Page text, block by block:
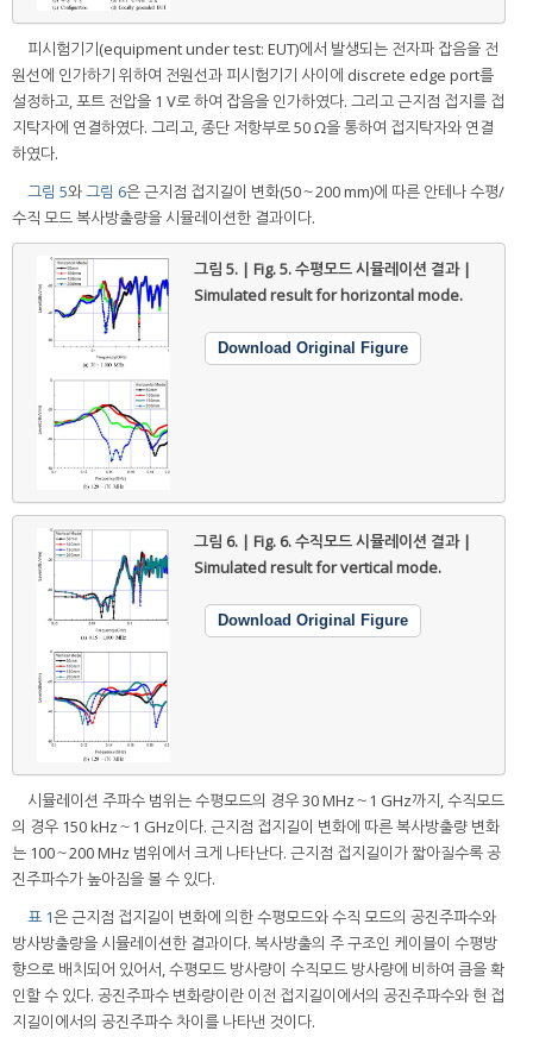
피시험기기(equipment under test: EUT)에서 발생되는 전자파 잡음을 전
원선에 인가하기 위하여 전원선과 피시험기기 사이에 discrete edge port를
설정하고, 포트 전압을 1 V로 하여 잡음을 인가하였다. 그리고 근지점 접지를 접
지탁자에 연결하였다. 그리고, 종단 저항부로 50 Ω을 통하여 접지탁자와 연결
하였다.
그림 5와그림 6은 근지점 접지길이 변화(50～200 mm)에 따른 안테나 수평/
수직 모드 복사방출량을 시뮬레이션한 결과이다.
그림 5. | Fig. 5.수평모드 시뮬레이션 결과 |
Simulated result for horizontal mode.
Download Original Figure
그림 6. | Fig. 6.수직모드 시뮬레이션 결과 |
Simulated result for vertical mode.
Download Original Figure
시뮬레이션 주파수 범위는 수평모드의 경우 30 MHz～1 GHz까지, 수직모드
의 경우 150 kHz～1 GHz이다. 근지점 접지길이 변화에 따른 복사방출량 변화
는 100～200 MHz 범위에서 크게 나타난다. 근지점 접지길이가 짧아질수록 공
진주파수가 높아짐을 볼 수 있다.
표 1은 근지점 접지길이 변화에 의한 수평모드와 수직 모드의 공진주파수와
방사방출량을 시뮬레이션한 결과이다. 복사방출의 주 구조인 케이블이 수평방
향으로 배치되어 있어서, 수평모드 방사량이 수직모드 방사량에 비하여 큼을 확
인할 수 있다. 공진주파수 변화량이란 이전 접지길이에서의 공진주파수와 현 접
지길이에서의 공진주파수 차이를 나타낸 것이다.